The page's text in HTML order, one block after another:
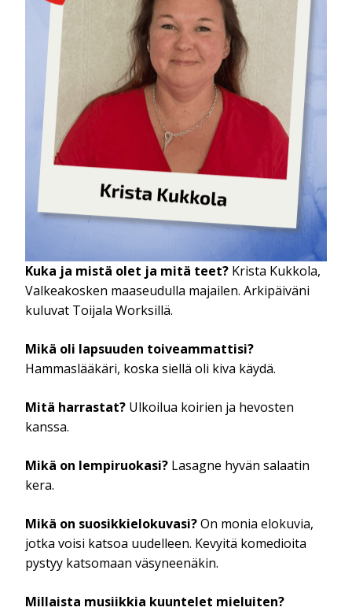
Kuka ja mistä olet ja mitä teet? Krista Kukkola,
Valkeakosken maaseudulla majailen. Arkipäiväni
kuluvat Toijala Worksillä.
Mikä oli lapsuuden toiveammattisi?
Hammaslääkäri, koska siellä oli kiva käydä.
Mitä harrastat? Ulkoilua koirien ja hevosten
kanssa.
Mikä on lempiruokasi? Lasagne hyvän salaatin
kera.
Mikä on suosikkielokuvasi?On monia elokuvia,
jotka voisi katsoa uudelleen. Kevyitä komedioita
pystyy katsomaan väsyneenäkin.
Millaista musiikkia kuuntelet mieluiten?